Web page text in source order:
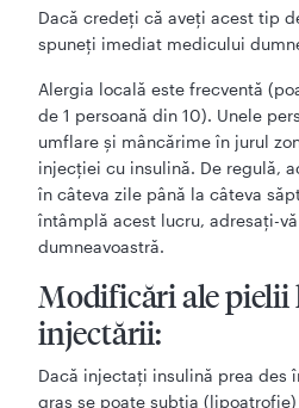
Dacă credeţi că aveţi acest tip
spuneţi imediat medicului
Alergia locală este frecventă
de 1 persoană din 10). Unele
umflare și mâncărime în jurul
injecției cu insulină. De regulă,
în câteva zile până la câteva
întâmplă acest lucru, adresați-
dumneavoastră.
Modificări ale pielii
injectării:
Dacă injectați insulină prea des
gras se poate subția (lipoatrofie)